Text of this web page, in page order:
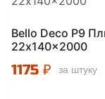
Bello Deco P9
22x140x2000
1175 ₽ за штуку